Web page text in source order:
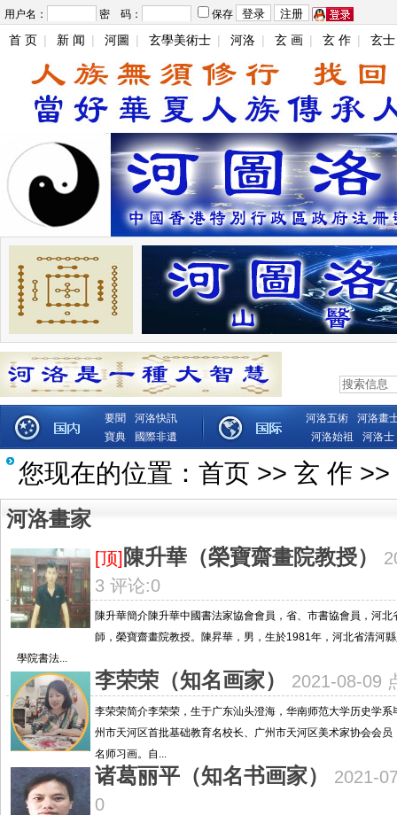
用户名： 密 码： 保存
首 页 | 新 闻 | 河圖 | 玄學美術士 | 河洛 | 玄 画 | 玄 作 | 玄士
要聞
河洛快訊
寶典
國際非遺
河洛五術
河洛畫
河洛始祖
河洛士
您现在的位置： 首页 >> 玄 作 >>
河洛畫家
[顶] 陳升華（榮寶齋畫院教授）
3 评论:0
陳升華簡介陳升華中國書法家協會會員，省、市書協會員，河
師，榮寶齋畫院教授。陳昇華，男，生於1981年，河北省清河
學院書法...
李荣荣（知名画家） 2021-08-09
李荣荣简介李荣荣，生于广东汕头澄海，华南师范大学历史学
州市天河区首批基础教育名校长、广州市天河区美术家协会会
名师习画。自...
诸葛丽平（知名书画家）
2021-
0